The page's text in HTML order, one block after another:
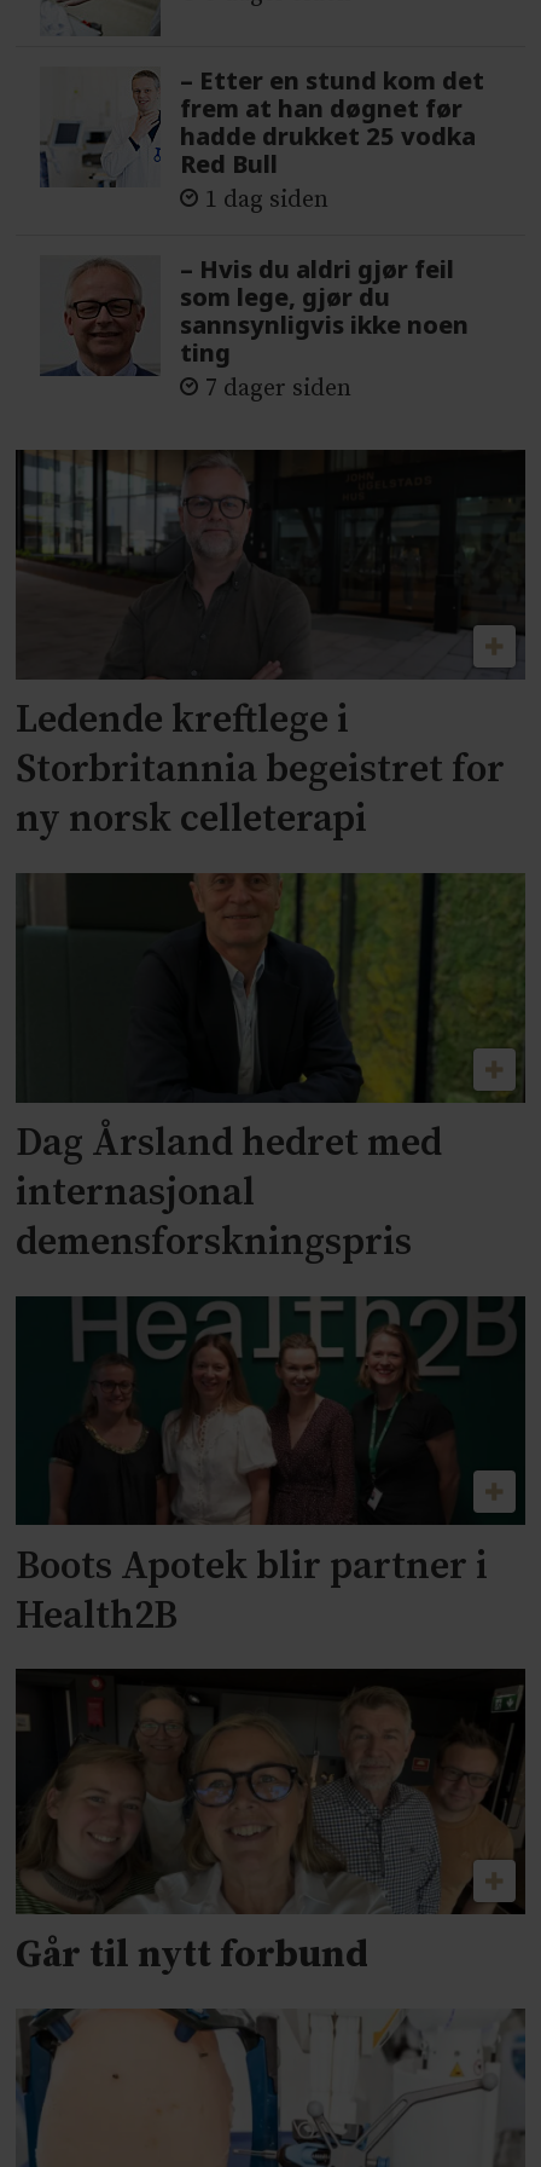
– Etter en stund kom det
frem at han døgnet før
hadde drukket 25 vodka
Red Bull
1 dag siden
– Hvis du aldri gjør feil
som lege, gjør du
sannsynligvis ikke noen
ting
7 dager siden
Ledende kreftlege i
Storbritannia begeistret for
ny norsk celleterapi
Dag Årsland hedret med
internasjonal
demensforskningspris
Boots Apotek blir partner i
Health2B
Går til nytt forbund